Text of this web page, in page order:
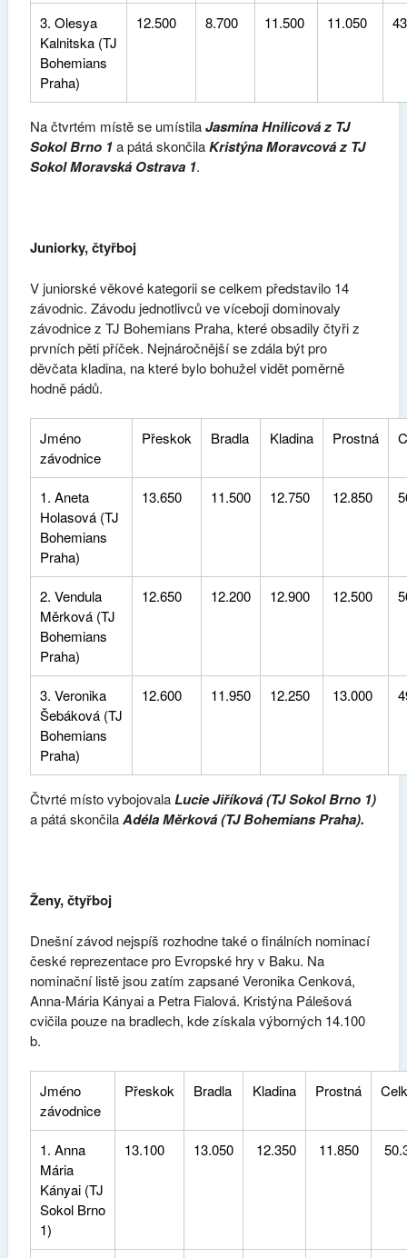
3. Olesya
Kalnitska (TJ
Bohemians
Praha)
12.500 8.700 11.500 11.050
Na čtvrtém místě se umístilaJasmína Hnilicová z TJ
Sokol Brno 1a pátá skončilaKristýna Moravcová z TJ
Sokol Moravská Ostrava 1.
Juniorky, čtyřboj
V juniorské věkové kategorii se celkem představilo 14
závodnic. Závodu jednotlivců ve víceboji dominovaly
závodnice z TJ Bohemians Praha, které obsadily čtyři z
prvních pěti příček. Nejnáročnější se zdála být pro
děvčata kladina, na které bylo bohužel vidět poměrně
hodně pádů.
Jméno
závodnice
Přeskok Bradla Kladina Prostná
1. Aneta
Holasová (TJ
Bohemians
Praha)
13.650 11.500 12.750 12.850
2. Vendula
Měrková (TJ
Bohemians
Praha)
12.650 12.200 12.900 12.500
3. Veronika
Šebáková (TJ
Bohemians
Praha)
12.600 11.950 12.250 13.000
Čtvrté místo vybojovalaLucie Jiříková(TJ Sokol Brno 1)
a pátá skončilaAdéla Měrková (TJ Bohemians Praha).
Ženy, čtyřboj
Dnešní závod nejspíš rozhodne také o finálních nominací
české reprezentace pro Evropské hry v Baku. Na
nominační listě jsou zatím zapsané Veronika Cenková,
Anna-Mária Kányai a Petra Fialová. Kristýna Pálešová
cvičila pouze na bradlech, kde získala výborných 14.100
b.
Jméno
závodnice
Přeskok Bradla Kladina Prostná
1. Anna
Mária
Kányai (TJ
Sokol Brno
1)
13.100 13.050 12.350 11.850